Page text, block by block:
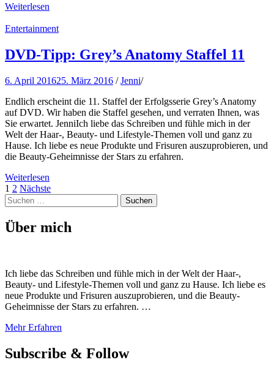
Weiterlesen
Entertainment
DVD-Tipp: Grey’s Anatomy Staffel 11
6. April 201625. März 2016 /Jenni/
Endlich erscheint die 11. Staffel der Erfolgsserie Grey’s Anatomy
auf DVD. Wir haben die Staffel gesehen, und verraten Ihnen, was
Sie erwartet. JenniIch liebe das Schreiben und fühle mich in der
Welt der Haar-, Beauty- und Lifestyle-Themen voll und ganz zu
Hause. Ich liebe es neue Produkte und Frisuren auszuprobieren, und
die Beauty-Geheimnisse der Stars zu erfahren.
Weiterlesen
Beitragsnavigation
Seite
1 Seite
2 Nächste
Suchen
nach:
Über mich
Ich liebe das Schreiben und fühle mich in der Welt der Haar-,
Beauty- und Lifestyle-Themen voll und ganz zu Hause. Ich liebe es
neue Produkte und Frisuren auszuprobieren, und die Beauty-
Geheimnisse der Stars zu erfahren. …
Mehr Erfahren
Subscribe & Follow